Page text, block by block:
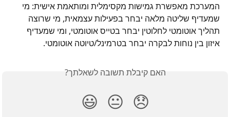
המערכת מאפשרת גמישות מקסימלית ומותאמת אישית: מי
שמעדיף שליטה מלאה יבחר בפעילות עצמאית, מי שרוצה
תהליך אוטומטי לחלוטין יבחר בטייס אוטומטי, ומי שמעדיף
איזון בין נוחות לבקרה יבחר בטרמינל/טיוטה אוטומטי.
האם קיבלת תשובה לשאלתך?
😞
😐
😃